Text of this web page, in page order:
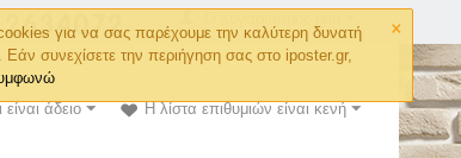
×
για να σας παρέχουμε την καλύτερη δυνατή
Εάν συνεχίσετε την περιήγηση σας στο iposter.gr,
Η λίστα επιθυμιών είναι κενή
άδειο